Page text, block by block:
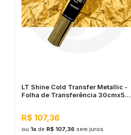
LT Shine Cold Transfer Metallic -
Folha de Transferência 30cmx5m
R$ 107,36
ou 1x de R$ 107,36 sem juros